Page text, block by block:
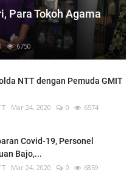
Para Tokoh Agama
6750
NTT dengan Pemuda GMIT
Mar 24, 2020 0 6574
Covid-19, Personel
Bajo,...
Mar 24, 2020 0 6859